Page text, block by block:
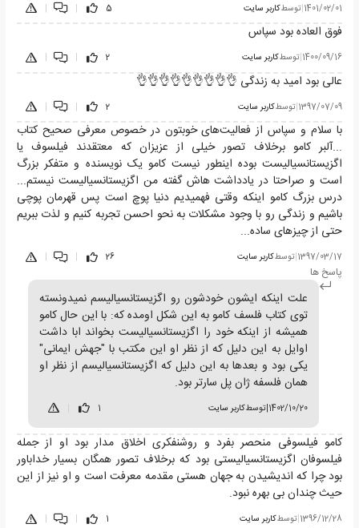
1401/02/01
|توسطکاربر سایت 5
|
|
فوق العاده بود سپاس
1400/09/16
|توسطکاربر سایت 2
|
|
عالی بود امید به زندگی 👌👌👌👌👌👌👌👌👌
1397/07/09
|توسطکاربر سایت 2
|
|
با سلام و سپاس از فعالیت‌های خوبتون در خصوص معرفی صحیح کتاب
...آلبر کامو برخلاف تصور خیلی از عزیزان که معتقدند فیلسوف یا
اگزیستانسیالیست بوده اینطور نیست کامو یک نویسنده و متفکر بزرگ
است و صراحتا در یادداشت هاش گفته من اگزیستانسیالیست نیستم...
درس بزرگ کامو اینکه وقتی فهمیدیم دنیا پوچ است پس قهرمان پوچی
باشیم و زندگی رو با وجود مشکلات به نحو احسن تجربه کنیم و لذت ببریم
حتی از چیزهای ساده...
1397/03/17
|توسطکاربر سایت 26
|
|
پاسخ ها
علت اینکه ایشون خودشون رو اگزیستانسیالیسم نمیدونسته
توی کتاب فلسف کامو به این شکل اومده که: با این حال کامو
همیشه از اینکه خود را اگزیستانسیالیست بخواند ابا داشت
اوایل به این دلیل که از نظر او این مکتب با "جهش ایمانی"
یکی بود و بعد‌ها به این دلیل که اگزیستانسیالیسم از نظر او
همان فلسفه ژان پل سارتر بود.
1402/10/20
|توسطکاربر سایت 1
کامو فیلسوفی منحصر بفرد و روشنفکری اخلاق مدار بود او از جمله
فیلسوفان اگزیستانسیالیستی بود که برخلاف تصور همگان بسیار خداباور
بود چرا که اندیشیدن به جهان هستی مقدمه معرفت است و او نیز از این
حیث چندان بی بهره نبود.
1396/12/28
|توسطکاربر سایت 1
|
|